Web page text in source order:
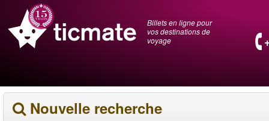
Billets en ligne pour
vos destinations de
voyage
Nouvelle recherche